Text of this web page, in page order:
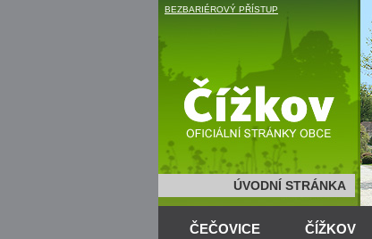
BEZBARIÉROVÝ PŘÍSTUP
ÚVODNÍ STRÁNKA
ČEČOVICE ČÍŽKOV